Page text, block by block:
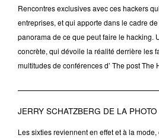
Rencontres exclusives avec ces hackers
entreprises, et qui apporte dans le cadre
panorama de ce que peut faire le hacking.
concrète, qui dévoile la réalité derrière les
multitudes de conférences d’ The post The
JERRY SCHATZBERG DE LA
Les sixties reviennent en effet et à la